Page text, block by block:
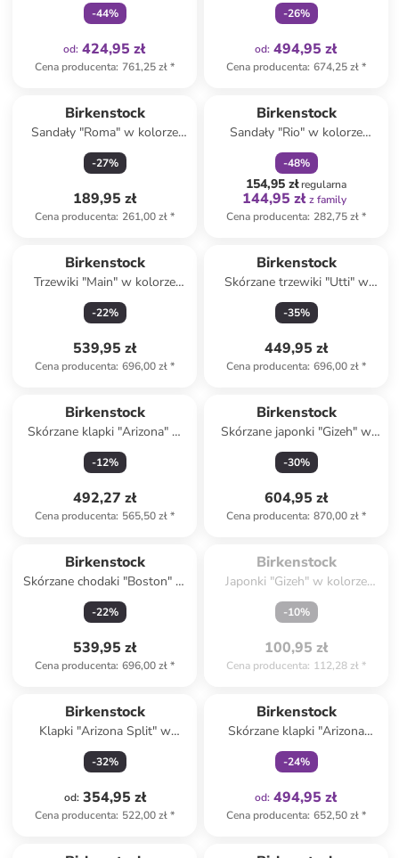
-44%
od: 424,95 zł
Cena producenta: 761,25 zł*
-26%
od: 494,95 zł
Cena producenta: 674,25 zł*
Birkenstock
Sandały "Roma" w kolorze
brązowym
-27%
189,95 zł
Cena producenta: 261,00 zł*
Birkenstock
Sandały "Rio" w kolorze
czerwonym
-48%
154,95 złregularna
144,95 zł z family
Cena producenta: 282,75 zł*
Birkenstock
Trzewiki "Main" w kolorze
antracytowym
-22%
539,95 zł
Cena producenta: 696,00 zł*
Birkenstock
Skórzane trzewiki "Utti" w
kolorze beżowym
-35%
449,95 zł
Cena producenta: 696,00 zł*
Birkenstock
Skórzane klapki "Arizona" w
kolorze jasnobrązowym
-12%
492,27 zł
Cena producenta: 565,50 zł*
Birkenstock
Skórzane japonki "Gizeh" w
kolorze brązowym
-30%
604,95 zł
Cena producenta: 870,00 zł*
Birkenstock
Skórzane chodaki "Boston" w
kolorze szarym
-22%
539,95 zł
Cena producenta: 696,00 zł*
Wyprzedane
Birkenstock
Japonki "Gizeh" w kolorze
różowym
-10%
100,95 zł
Cena producenta: 112,28 zł*
Birkenstock
Klapki "Arizona Split" w
kolorze czarnym
-32%
od: 354,95 zł
Cena producenta: 522,00 zł*
Birkenstock
Skórzane klapki "Arizona
Adventure" w kolorze czarnym
-24%
od: 494,95 zł
Cena producenta: 652,50 zł*